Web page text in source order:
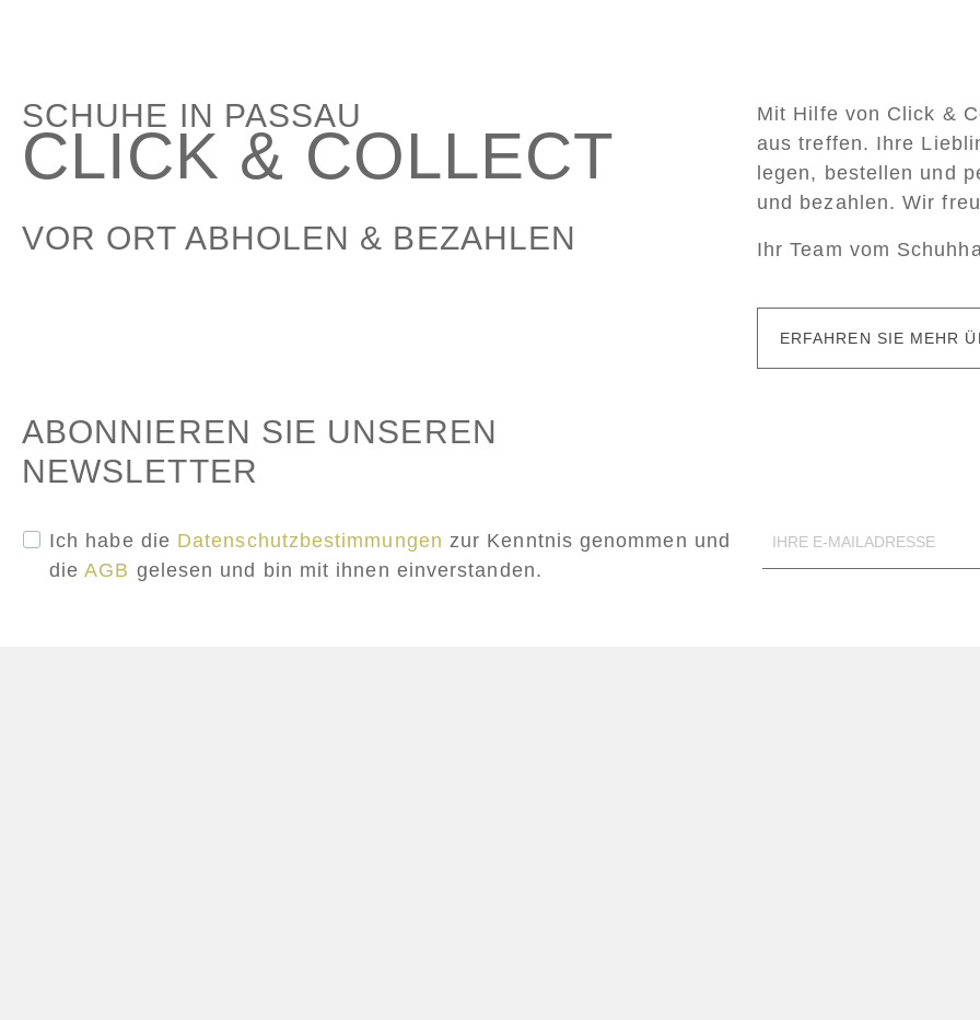
SCHUHE IN PASSAU
CLICK & COLLECT
VOR ORT ABHOLEN & BEZAHLEN
Mit Hilfe von Click &
aus treffen. Ihre
legen, bestellen und
und bezahlen. Wir
Ihr Team vom
ERFAHREN SIE MEHR
ABONNIEREN SIE UNSEREN
NEWSLETTER
Ich habe die Datenschutzbestimmungen zur Kenntnis genommen und
dieAGB gelesen und bin mit ihnen einverstanden.